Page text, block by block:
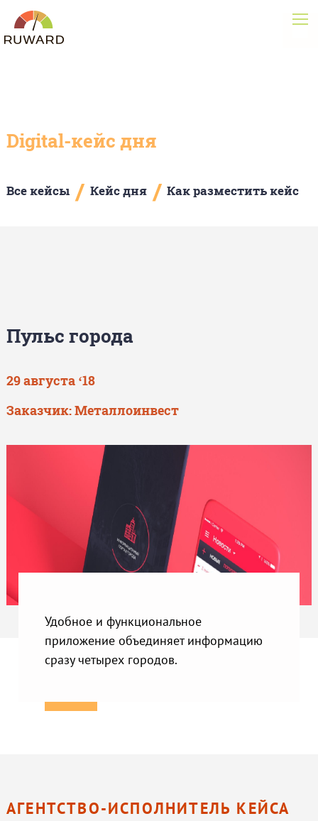
Digital-кейс дня
Все кейсы / Кейс дня / Как разместить кейс
Пульс города
29 августа ‘18
Заказчик:Металлоинвест
Удобное и функциональное
приложение объединяет информацию
сразу четырех городов.
АГЕНТСТВО-ИСПОЛНИТЕЛЬ КЕЙСА